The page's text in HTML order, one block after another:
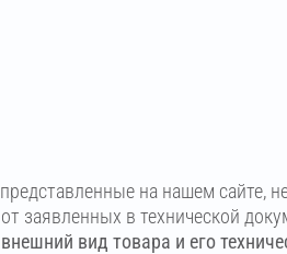
на нашем сайте,
заявленных в технической
вид товара и его